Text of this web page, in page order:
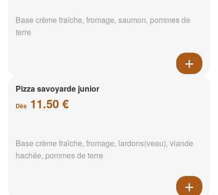
Base crème fraîche, fromage, saumon, pommes de
terre
Pizza savoyarde junior
Dès 11.50 €
Base crème fraîche, fromage, lardons(veau), viande
hachée, pommes de terre